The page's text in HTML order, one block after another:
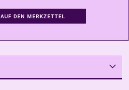
AUF DEN MERKZETTEL